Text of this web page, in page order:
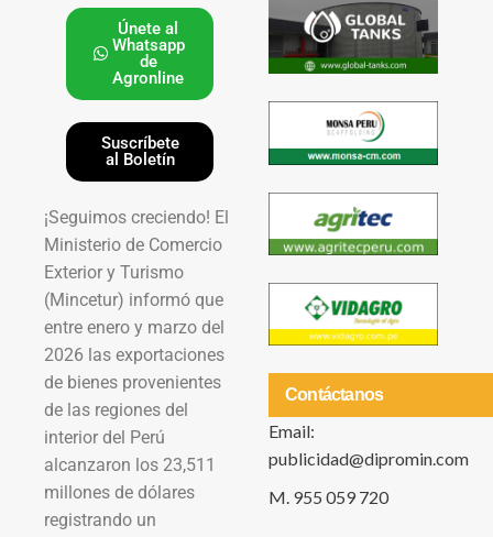
Únete al
Whatsapp
de
Agronline
Suscríbete
al Boletín
¡Seguimos creciendo! El
Ministerio de Comercio
Exterior y Turismo
(Mincetur) informó que
entre enero y marzo del
2026 las exportaciones
de bienes provenientes
de las regiones del
interior del Perú
alcanzaron los 23,511
millones de dólares
registrando un
Contáctanos
Email:
publicidad@dipromin.com
M. 955 059 720